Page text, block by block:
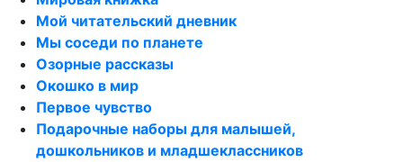
Мой читательский дневник
Мы соседи по планете
Озорные рассказы
Окошко в мир
Первое чувство
Подарочные наборы для малышей,
дошкольников и младшеклассников